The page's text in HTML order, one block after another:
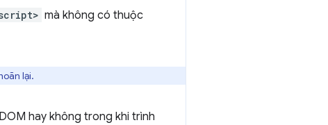
mà không có thuộc
lại.
hay không trong khi trình